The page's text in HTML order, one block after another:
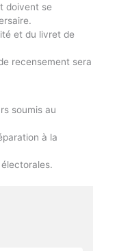
doivent se
et du livret de
recensement sera
soumis au
à la